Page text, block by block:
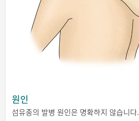
원인
섬유종의 발병 원인은 명확하지 않습니다.